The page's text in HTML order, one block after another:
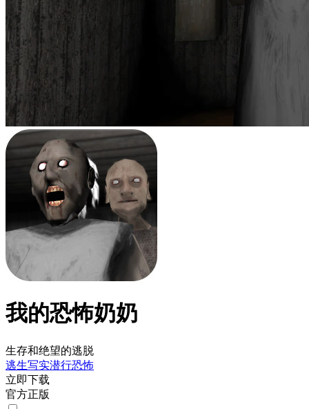
我的恐怖奶奶
生存和绝望的逃脱
逃生写实潜行恐怖
立即下载
官方正版